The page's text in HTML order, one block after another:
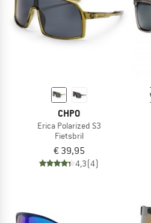
CHPO
Erica Polarized S3
Fietsbril
€ 39,95
4,3(4)